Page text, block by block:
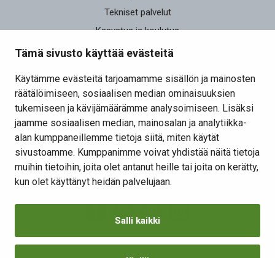
Tämä sivusto käyttää evästeitä
Käytämme evästeitä tarjoamamme sisällön ja mainosten
räätälöimiseen, sosiaalisen median ominaisuuksien
tukemiseen ja kävijämäärämme analysoimiseen. Lisäksi
jaamme sosiaalisen median, mainosalan ja analytiikka-
alan kumppaneillemme tietoja siitä, miten käytät
sivustoamme. Kumppanimme voivat yhdistää näitä tietoja
muihin tietoihin, joita olet antanut heille tai joita on kerätty,
kun olet käyttänyt heidän palvelujaan.
Salli kaikki
Tekniset palvelut
Kasvatus ja koulutus
Elinvoima
Osallistu ja vaikuta
Yhteystiedot
Kansalaisaloite
Lomakkeet
Tietosuojaseloste
Evästeiden hallinta